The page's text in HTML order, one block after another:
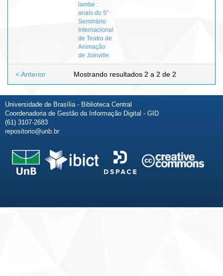
lambe :
anais do 5°
Seminário
Internacional
de Teatro de
Animação
de Joinville
Mostrando resultados 2 a 2 de 2
< Anterior
Universidade de Brasília - Biblioteca Central
Coordenadoria de Gestão da Informação Digital - GID
(61) 3107-2683
repositorio@unb.br